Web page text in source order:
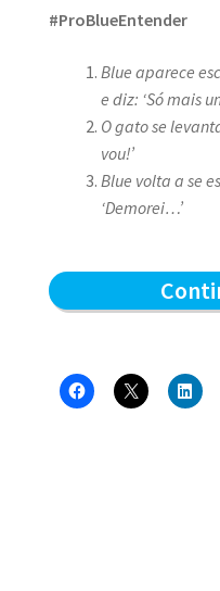
#ProBlueEntender
Blue aparece
e diz: ‘Só mais
O gato se
vou!’
Blue volta a se
‘Demorei…’